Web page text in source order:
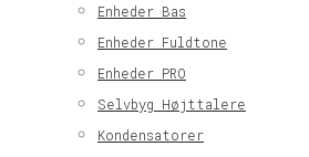
Enheder Bas
Enheder Fuldtone
Enheder PRO
Selvbyg Højttalere
Kondensatorer